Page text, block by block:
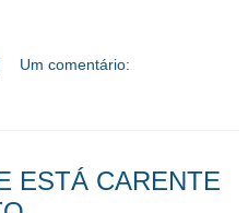
Um comentário:
ESTÁ CARENTE